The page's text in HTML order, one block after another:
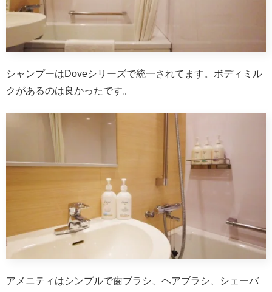
シャンプーはDoveシリーズで統一されてます。ボディミル
クがあるのは良かったです。
アメニティはシンプルで歯ブラシ、ヘアブラシ、シェーバ